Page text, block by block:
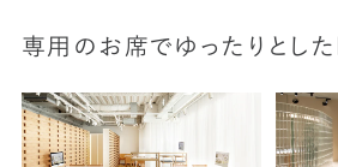
専用のお席でゆったりとし